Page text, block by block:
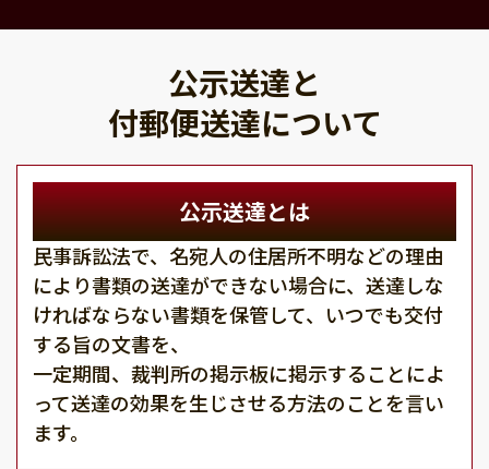
公示送達と
付郵便送達について
公示送達とは
民事訴訟法で、名宛人の住居所不明などの理由
により書類の送達ができない場合に、送達しな
ければならない書類を保管して、いつでも交付
する旨の文書を、
一定期間、裁判所の掲示板に掲示することによ
って送達の効果を生じさせる方法のことを言い
ます。